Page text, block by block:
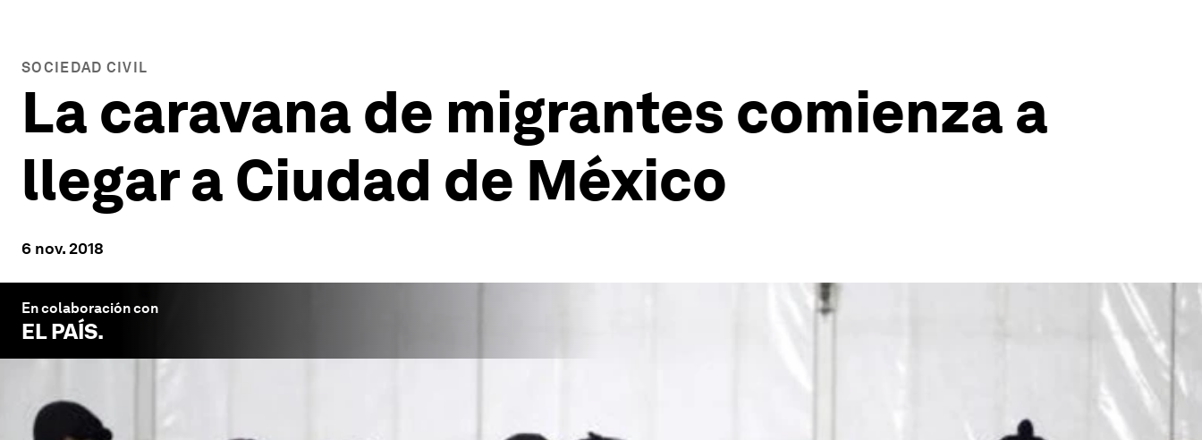
SOCIEDAD CIVIL
La caravana de migrantes comienza a
llegar a Ciudad de México
6 nov. 2018
En colaboración con
EL PAÍS.